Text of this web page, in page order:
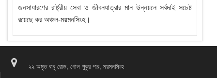
জনসাধারণের রাষ্ট্রীয় সেবা ও জীবনযাত্রার মান উন্নয়নে সর্বদাই সচেষ্ট
রয়েছে কর অঞ্চল-ময়মনসিংহ।
২২ অমৃত বাবু রোড, গোল পুকুর পার, ময়মনসিংহ